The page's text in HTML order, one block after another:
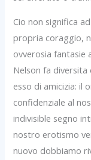
Cio non significa
propria coraggio,
ovverosia fantasie
Nelson fa
esso di amicizia: il
confidenziale al
indivisible segno
nostro erotismo
nuovo dobbiamo